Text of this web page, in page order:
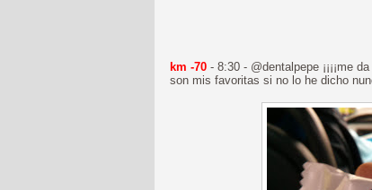
km -70 - 8:30 - @dentalpepe ¡¡¡¡me
son mis favoritas si no lo he dicho